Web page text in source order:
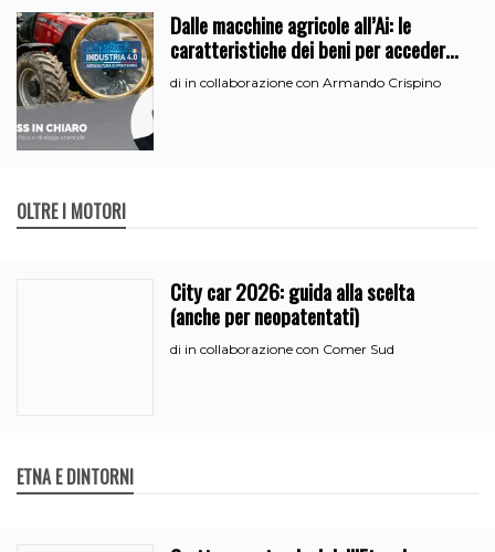
Dalle macchine agricole all’Ai: le
caratteristiche dei beni per accedere
all’iperammortamento
di in collaborazione con Armando Crispino
OLTRE I MOTORI
City car 2026: guida alla scelta
(anche per neopatentati)
di in collaborazione con Comer Sud
ETNA E DINTORNI